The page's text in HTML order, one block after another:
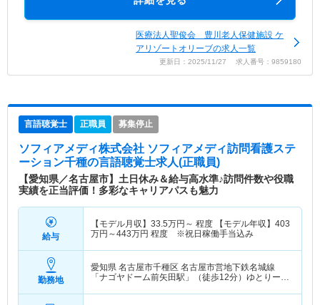
医療法人聖俊会 豊川老人保健施設 ケ
アリゾートオリーブの求人一覧
更新日：2025/11/27 求人番号：9859180
言語聴覚士 正職員 募集停止
ソフィアメディ株式会社 ソフィアメディ訪問看護ステ
ーション千種の言語聴覚士求人(正職員)
【愛知県／名古屋市】土日休み＆給与高水準♪訪問件数や役職
実績を正当評価！多彩なキャリアパスも魅力
給与
【モデル月収】 33.5万円～ 程度 【モデル年収】 403
万円～443万円 程度 ※祝日稼働手当込み
勤務地
愛知県 名古屋市千種区 名古屋市営地下鉄名城線
「ナゴヤドーム前矢田駅」（徒歩12分）ゆとりーと